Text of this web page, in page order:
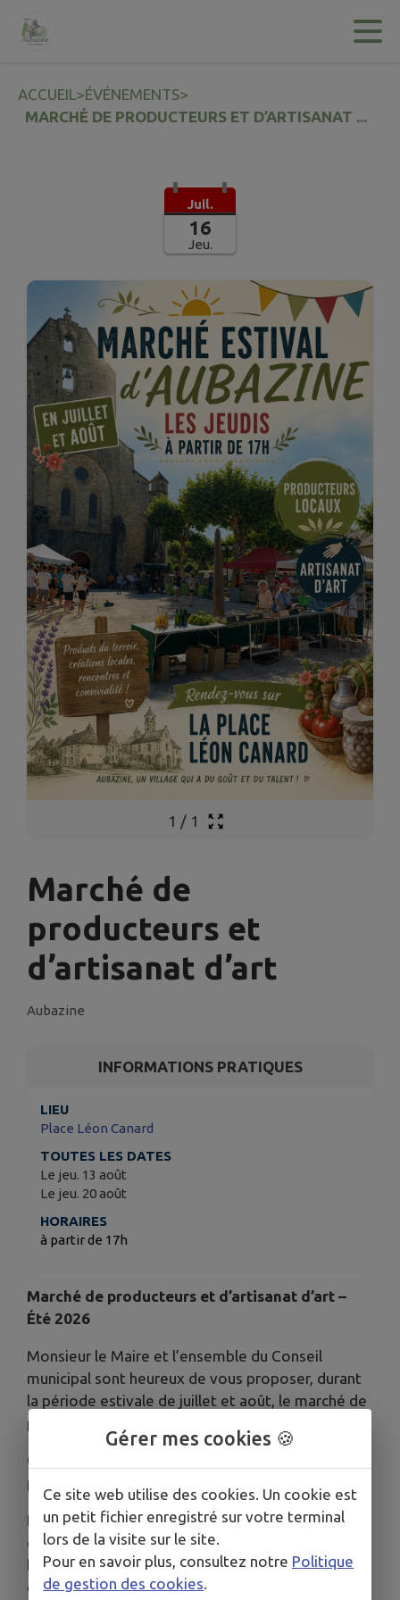
Contenu
ACCUEIL>ÉVÉNEMENTS>
MARCHÉ DE PRODUCTEURS ET D’ARTISANAT ...
Juil.
16
Jeu.
1 / 1
Marché de
producteurs et
d’artisanat d’art
Aubazine
INFORMATIONS PRATIQUES
LIEU
Place Léon Canard
TOUTES LES DATES
Le jeu. 13 août
Le jeu. 20 août
HORAIRES
à partir de 17h
Marché de producteurs et d’artisanat d’art –
Été 2026
Monsieur le Maire et l’ensemble du Conseil
municipal sont heureux de vous proposer, durant
la période estivale de juillet et août, le marché de
producteurs et d’artisanat d’art d’Aubazine.
Ce rendez-vous convivial se tiendra chaque jeudi à
partir de 17 heures, au cœur de notre commune.
De nombreux producteurs et artisans locaux ont
déjà répondu présents pour ce rendez-vous
hebdomadaire : maraîcher, producteur de miel
d’Aubazine, fromager, boulanger, olives
Gérer mes cookies 🍪
Ce site web utilise des cookies. Un cookie est
un petit fichier enregistré sur votre terminal
lors de la visite sur le site.
Pour en savoir plus, consultez notre Politique
de gestion des cookies.